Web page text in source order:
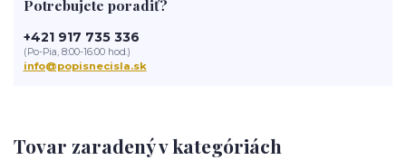
Tovar zaradený v kategóriách
Potrebujete poradiť?
+421 917 735 336
(Po-Pia, 8:00-16:00 hod.)
info@popisnecisla.sk